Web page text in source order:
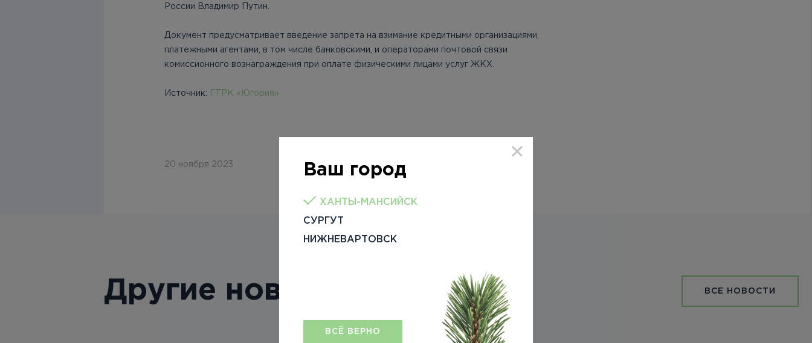
Ваш город
ХАНТЫ-МАНСИЙСК
СУРГУТ
НИЖНЕВАРТОВСК
ВСЁ ВЕРНО
России Владимир Путин.
Документ предусматривает введение запрета на взимание кредитными организациями,
платежными агентами, в том числе банковскими, и операторами почтовой связи
комиссионного вознаграждения при оплате физическими лицами услуг ЖКХ.
Источник: ГТРК «Югория»
20 ноября 2023
Другие новости ВСЕ НОВОСТИ